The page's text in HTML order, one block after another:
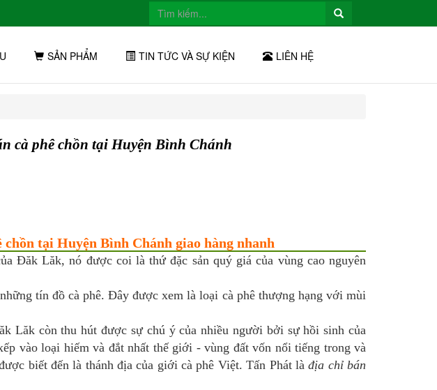
SẢN PHẨM TIN TỨC VÀ SỰ KIỆN LIÊN HỆ
cà phê chồn tại Huyện Bình Chánh
tại Huyện Bình Chánh giao hàng nhanh
Đăk Lăk, nó được coi là thứ đặc sản quý giá của vùng cao nguyên
tín đồ cà phê. Đây được xem là loại cà phê thượng hạng với mùi
Lăk còn thu hút được sự chú ý của nhiều người bởi sự hồi sinh của
vào loại hiếm và đắt nhất thế giới - vùng đất vốn nổi tiếng trong và
biết đến là thánh địa của giới cà phê Việt. Tấn Phát làđịa chỉ bán